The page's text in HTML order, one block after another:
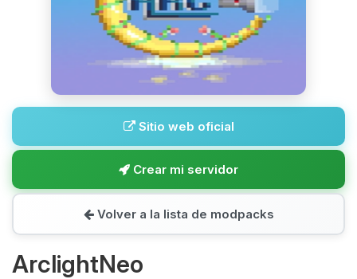
Sitio web oficial
Crear mi servidor
Volver a la lista de modpacks
ArclightNeo